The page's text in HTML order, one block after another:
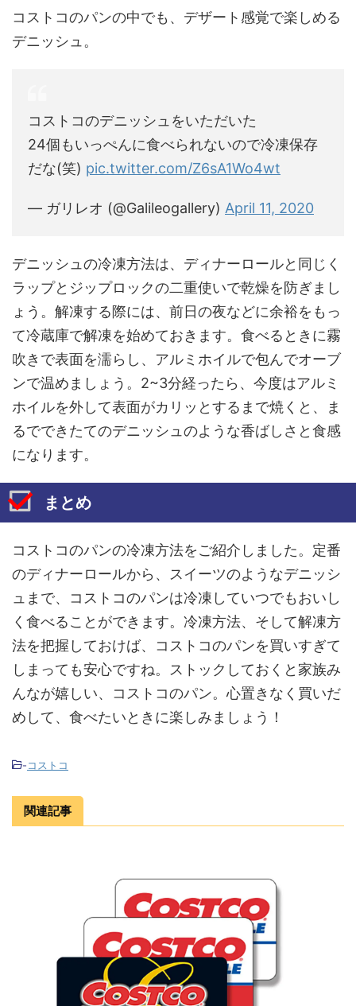
コストコのパンの中でも、デザート感覚で楽しめる
デニッシュ。
コストコのデニッシュをいただいた
24個もいっぺんに食べられないので冷凍保存
だな(笑) pic.twitter.com/Z6sA1Wo4wt
— ガリレオ (@Galileogallery) April 11, 2020
デニッシュの冷凍方法は、ディナーロールと同じく
ラップとジップロックの二重使いで乾燥を防ぎまし
ょう。解凍する際には、前日の夜などに余裕をもっ
て冷蔵庫で解凍を始めておきます。食べるときに霧
吹きで表面を濡らし、アルミホイルで包んでオーブ
ンで温めましょう。2~3分経ったら、今度はアルミ
ホイルを外して表面がカリッとするまで焼くと、ま
るでできたてのデニッシュのような香ばしさと食感
になります。
まとめ
コストコのパンの冷凍方法をご紹介しました。定番
のディナーロールから、スイーツのようなデニッシ
ュまで、コストコのパンは冷凍していつでもおいし
く食べることができます。冷凍方法、そして解凍方
法を把握しておけば、コストコのパンを買いすぎて
しまっても安心ですね。ストックしておくと家族み
んなが嬉しい、コストコのパン。心置きなく買いだ
めして、食べたいときに楽しみましょう！
-コストコ
関連記事